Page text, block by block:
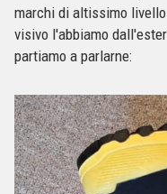
marchi di altissimo
visivo l'abbiamo
partiamo a parlarne: